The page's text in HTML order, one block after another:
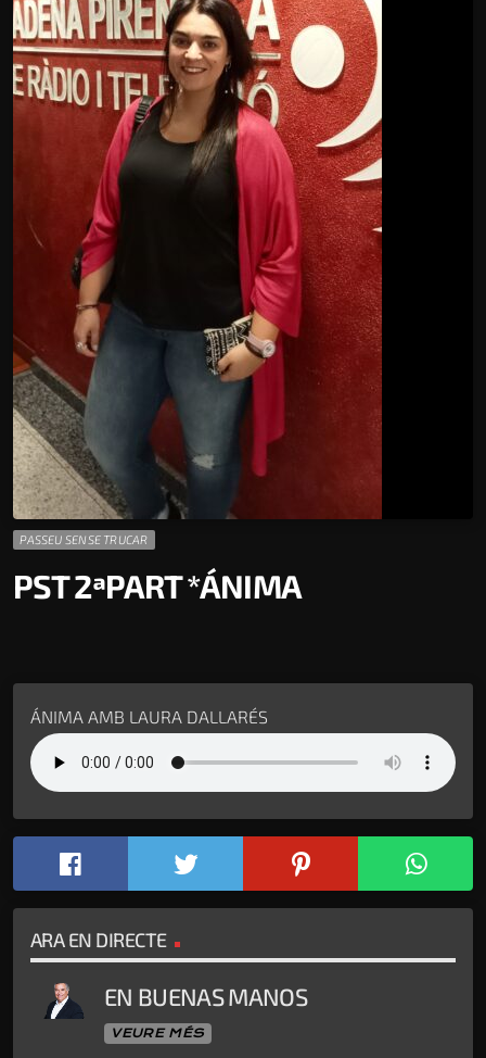
PASSEU SENSE TRUCAR
PST 2ªPART *ÁNIMA
ÁNIMA AMB LAURA DALLARÉS
ARA EN DIRECTE
EN BUENAS MANOS
VEURE MÉS